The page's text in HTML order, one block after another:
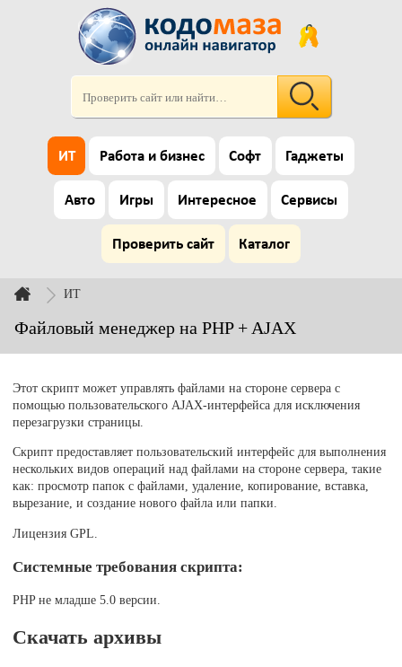
ИТ Работа и бизнес Софт Гаджеты
Авто Игры Интересное Сервисы
Проверить сайт Каталог
ИТ
Файловый менеджер на PHP + AJAX
Этот скрипт может управлять файлами на стороне сервера с
помощью пользовательского AJAX-интерфейса для исключения
перезагрузки страницы.
Скрипт предоставляет пользовательский интерфейс для выполнения
нескольких видов операций над файлами на стороне сервера, такие
как: просмотр папок с файлами, удаление, копирование, вставка,
вырезание, и создание нового файла или папки.
Лицензия GPL.
Системные требования скрипта:
PHP не младше 5.0 версии.
Скачать архивы